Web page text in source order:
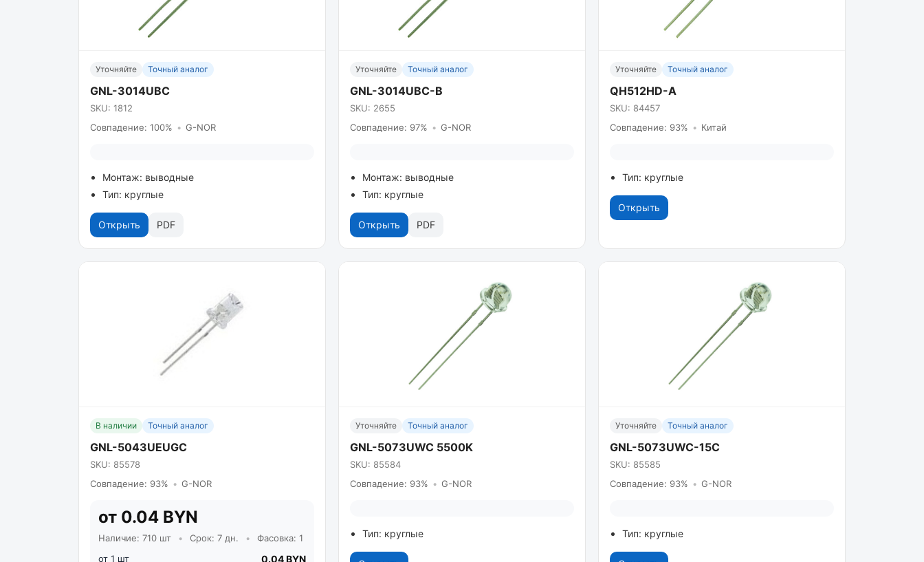
Уточняйте Точный аналог
GNL-3014UBC
SKU: 1812
Совпадение: 100% • G-NOR
Монтаж: выводные
Тип: круглые
Открыть PDF
Уточняйте Точный аналог
GNL-3014UBC-B
SKU: 2655
Совпадение: 97% • G-NOR
Монтаж: выводные
Тип: круглые
Открыть PDF
Уточняйте Точный аналог
QH512HD-A
SKU: 84457
Совпадение: 93% • Китай
Тип: круглые
Открыть
В наличии Точный аналог
GNL-5043UEUGC
SKU: 85578
Совпадение: 93% • G-NOR
от 0.04 BYN
Наличие: 710 шт • Срок: 7 дн. •
Фасовка: 1
от 1 шт
0.04 BYN
Уточняйте Точный аналог
GNL-5073UWC 5500K
SKU: 85584
Совпадение: 93% • G-NOR
Тип: круглые
Уточняйте Точный аналог
GNL-5073UWC-15C
SKU: 85585
Совпадение: 93% • G-NOR
Тип: круглые